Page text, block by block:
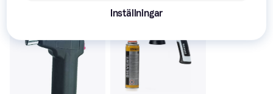
Inställningar